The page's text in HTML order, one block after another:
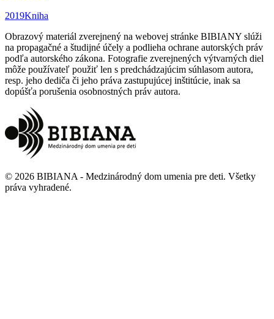
2019Kniha
Obrazový materiál zverejnený na webovej stránke BIBIANY slúži
na propagačné a študijné účely a podlieha ochrane autorských práv
podľa autorského zákona. Fotografie zverejnených výtvarných diel
môže používateľ použiť len s predchádzajúcim súhlasom autora,
resp. jeho dediča či jeho práva zastupujúcej inštitúcie, inak sa
dopúšťa porušenia osobnostných práv autora.
© 2026 BIBIANA - Medzinárodný dom umenia pre deti. Všetky
práva vyhradené.